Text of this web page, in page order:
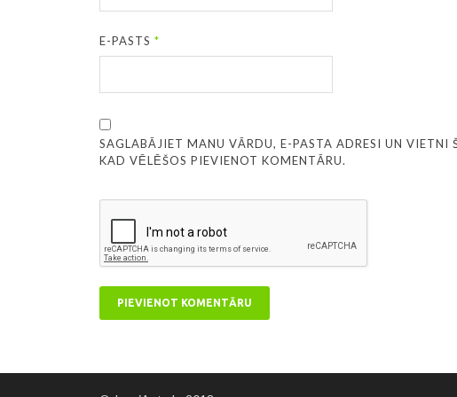
E-PASTS*
SAGLABĀJIET MANU VĀRDU, E-PASTA ADRESI UN
KAD VĒLĒŠOS PIEVIENOT KOMENTĀRU.